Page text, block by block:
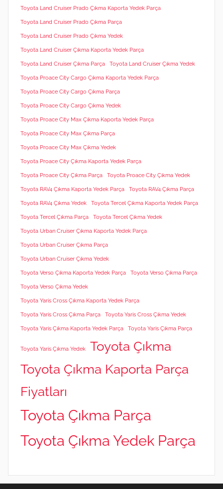
Toyota Land Cruiser Prado Çıkma Kaporta Yedek Parça
Toyota Land Cruiser Prado Çıkma Parça
Toyota Land Cruiser Prado Çıkma Yedek
Toyota Land Cruiser Çıkma Kaporta Yedek Parça
Toyota Land Cruiser Çıkma Parça Toyota Land Cruiser Çıkma Yedek
Toyota Proace City Cargo Çıkma Kaporta Yedek Parça
Toyota Proace City Cargo Çıkma Parça
Toyota Proace City Cargo Çıkma Yedek
Toyota Proace City Max Çıkma Kaporta Yedek Parça
Toyota Proace City Max Çıkma Parça
Toyota Proace City Max Çıkma Yedek
Toyota Proace City Çıkma Kaporta Yedek Parça
Toyota Proace City Çıkma Parça Toyota Proace City Çıkma Yedek
Toyota RAV4 Çıkma Kaporta Yedek Parça Toyota RAV4 Çıkma Parça
Toyota RAV4 Çıkma Yedek Toyota Tercel Çıkma Kaporta Yedek Parça
Toyota Tercel Çıkma Parça Toyota Tercel Çıkma Yedek
Toyota Urban Cruiser Çıkma Kaporta Yedek Parça
Toyota Urban Cruiser Çıkma Parça
Toyota Urban Cruiser Çıkma Yedek
Toyota Verso Çıkma Kaporta Yedek Parça Toyota Verso Çıkma Parça
Toyota Verso Çıkma Yedek
Toyota Yaris Cross Çıkma Kaporta Yedek Parça
Toyota Yaris Cross Çıkma Parça Toyota Yaris Cross Çıkma Yedek
Toyota Yaris Çıkma Kaporta Yedek Parça Toyota Yaris Çıkma Parça
Toyota Yaris Çıkma Yedek
Toyota Çıkma
Toyota Çıkma Kaporta Parça
Fiyatları
Toyota Çıkma Parça
Toyota Çıkma Yedek Parça